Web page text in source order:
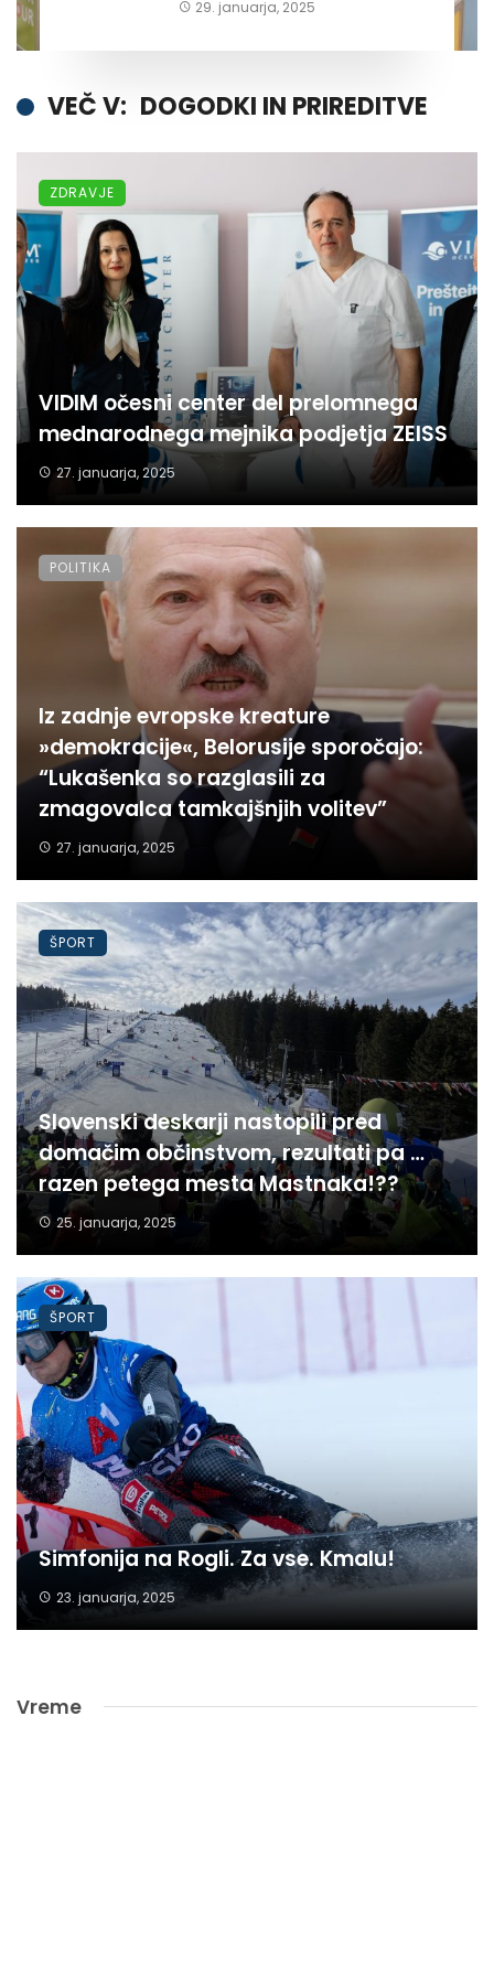
29. januarja, 2025
VEČ V: DOGODKI IN PRIREDITVE
VIDIM očesni center del prelomnega
mednarodnega mejnika podjetja ZEISS
27. januarja, 2025
ZDRAVJE
Iz zadnje evropske kreature
»demokracije«, Belorusije sporočajo:
“Lukašenka so razglasili za
zmagovalca tamkajšnjih volitev”
27. januarja, 2025
POLITIKA
Slovenski deskarji nastopili pred
domačim občinstvom, rezultati pa …
razen petega mesta Mastnaka!??
25. januarja, 2025
ŠPORT
Simfonija na Rogli. Za vse. Kmalu!
23. januarja, 2025
ŠPORT
Vreme